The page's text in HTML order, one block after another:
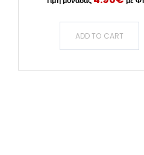
ADD TO CART